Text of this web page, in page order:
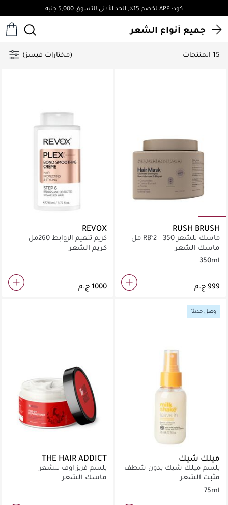
كود: APP لخصم 15٪, الحد الأدنى للتسوق 5,000 جنيه
جميع أنواع الشعر
15 المنتجات (مختارات فيسز)
RUSH BRUSH
ماسك للشعر RB°2 - 350 مل
ماسك الشعر
350ml
REVOX
كريم تنعيم الروابط 260مل
كريم الشعر
وصل حديثاً
ميلك شيك
بلسم ميلك شيك بدون شطف
75 مل
مثبت الشعر
75ml
THE HAIR ADDICT
بلسم فريز اوف للشعر
ماسك الشعر